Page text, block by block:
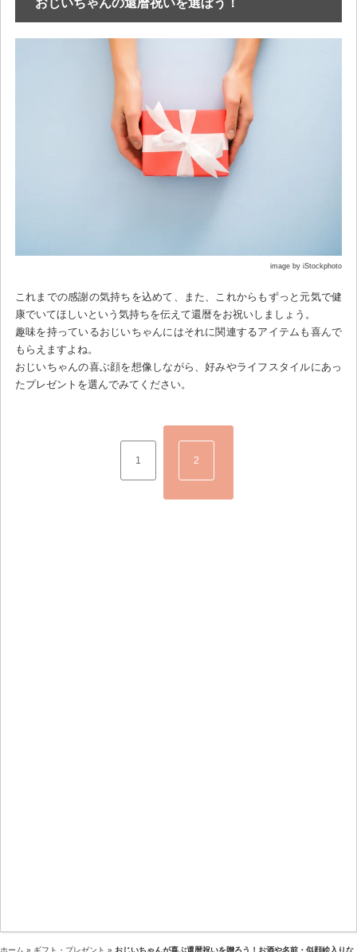
image by iStockphoto
これまでの感謝の気持ちを込めて、また、これからもずっと元気で健
康でいてほしいという気持ちを伝えて還暦をお祝いしましょう。
趣味を持っているおじいちゃんにはそれに関連するアイテムも喜んで
もらえますよね。
おじいちゃんの喜ぶ顔を想像しながら、好みやライフスタイルにあっ
たプレゼントを選んでみてください。
1 2
ホーム » ギフト・プレゼント » おじいちゃんが喜ぶ還暦祝いを贈ろう！お酒や名前・似顔絵入りな